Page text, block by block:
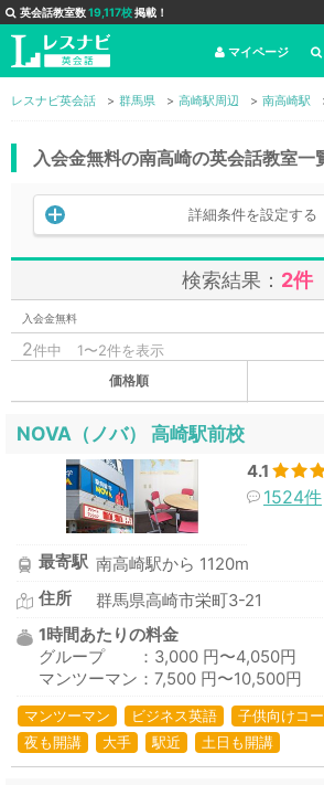
英会話教室数19,117校掲載！
マイページ
レスナビ英会話 群馬県 高崎駅周辺 南高崎駅
入会金無料の南高崎の英会話教室一
詳細条件を設定する
検索結果： 2件
入会金無料
2件中 1〜2件を表示
価格順
NOVA（ノバ） 高崎駅前校
4.1
1524件
最寄駅 南高崎駅から 1120m
住所
群馬県高崎市栄町3-21
1時間あたりの料金
グループ ：3,000 円〜4,050円
マンツーマン：7,500 円〜10,500円
マンツーマン ビジネス英語 子供向けコ
夜も開講
大手 駅近 土日も開講